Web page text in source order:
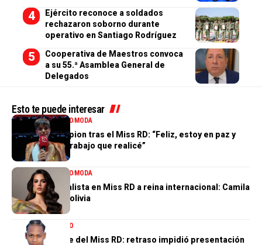
Ejército reconoce a soldados
rechazaron soborno durante
operativo en Santiago Rodríguez
Cooperativa de Maestros convoca
a su 55.ª Asamblea General de
Delegados
Esto te puede interesar
ENTRETENIMIENTOMODA
Valentina Campion tras el Miss RD: “Feliz, estoy en paz y
orgullosa del trabajo que realicé”
ENTRETENIMIENTOMODA
De tercera finalista en Miss RD a reina internacional: Camila
Issa rumbo a Bolivia
ENTRETENIMIENTO
El gran ausente del Miss RD: retraso impidió presentación